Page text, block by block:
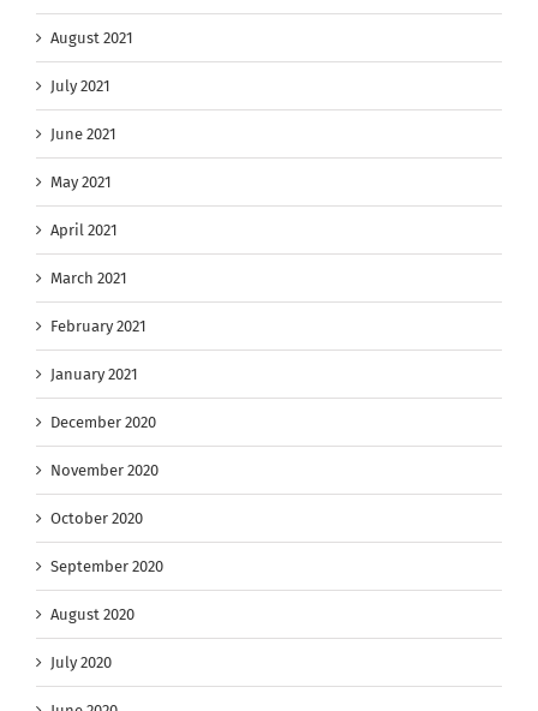
August 2021
July 2021
June 2021
May 2021
April 2021
March 2021
February 2021
January 2021
December 2020
November 2020
October 2020
September 2020
August 2020
July 2020